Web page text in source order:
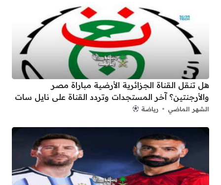
هل تنقل القناة الجزائرية الأرضية مباراة مصر
والأرجنتين؟ آخر المستجدات وتردد القناة على نايل سات
الشهر الماضي رياضة